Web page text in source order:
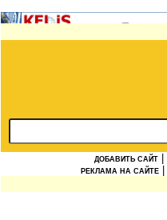
ДОБАВИТЬ САЙТ
РЕКЛАМА НА САЙТЕ